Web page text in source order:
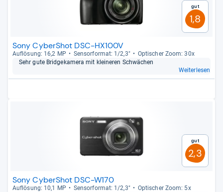
Gut
1,8
Sony CyberShot DSC-HX100V
Auf­lö­sung: 16,2 MP Sen­sor­for­mat: 1/2,3"
Opti­scher Zoom: 30x
Sehr gute Bridge­ka­mera mit klei­ne­ren Schwä­chen
Weiterlesen
Gut
2,3
Sony CyberShot DSC-W170
Auf­lö­sung: 10,1 MP Sen­sor­for­mat: 1/2,3"
Opti­scher Zoom: 5x